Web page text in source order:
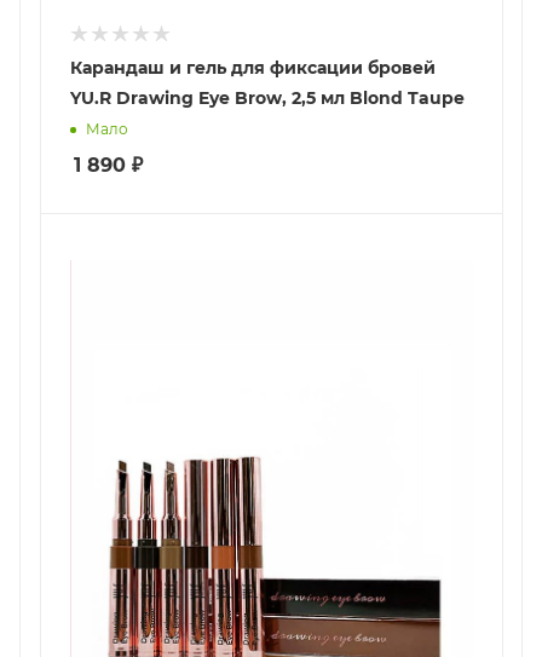
Карандаш и гель для фиксации бровей
YU.R Drawing Eye Brow, 2,5 мл Blond Taupe
Мало
1 890 ₽